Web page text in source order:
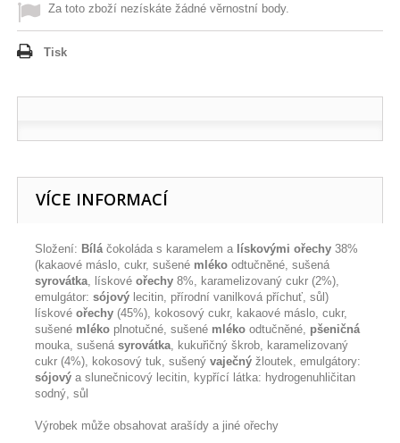
Za toto zboží nezískáte žádné věrnostní body.
Tisk
VÍCE INFORMACÍ
Složení: Bílá čokoláda s karamelem a lískovými ořechy38%
(kakaové máslo, cukr, sušené mlékoodtučněné, sušená
syrovátka , lískovéořechy 8%, karamelizovaný cukr (2%),
emulgátor:sójový lecitin, přírodní vanilková příchuť, sůl)
lískovéořechy (45%), kokosový cukr, kakaové máslo, cukr,
sušené mléko plnotučné, sušené mléko odtučněné, pšeničná
mouka, sušenásyrovátka , kukuřičný škrob, karamelizovaný
cukr (4%), kokosový tuk, sušenývaječný žloutek, emulgátory:
sójový a slunečnicový lecitin, kypřící látka: hydrogenuhličitan
sodný, sůl
Výrobek může obsahovat arašídy a jiné ořechy